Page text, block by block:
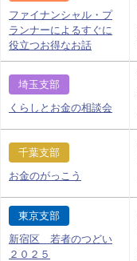
ファイナンシャル・プ
ランナーによるすぐに
役立つお得なお話
埼玉支部
くらしとお金の相談会
千葉支部
お金のがっこう
東京支部
新宿区 若者のつどい
２０２５